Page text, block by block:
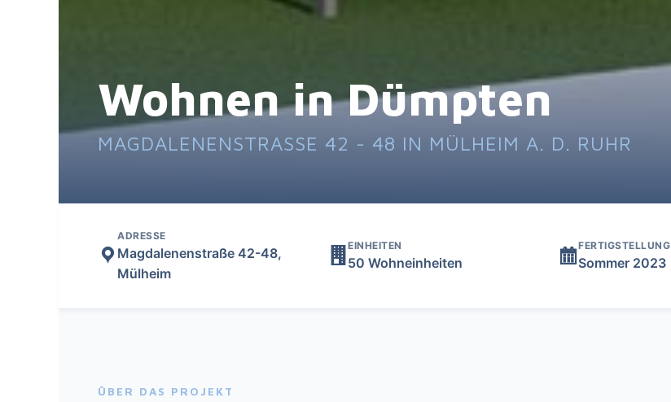
Wohnen in Dümpten
MAGDALENENSTRASSE 42 - 48 IN MÜLHEIM A. D. RUHR
ADRESSE
Magdalenenstraße 42-48,
Mülheim
EINHEITEN
50 Wohneinheiten
FERTIGSTELLUNG
Sommer 2023
ÜBER DAS PROJEKT